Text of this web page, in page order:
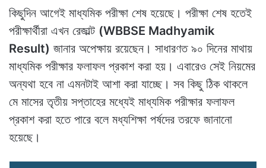
কিছুদিন আগেই মাধ্যমিক পরীক্ষা শেষ হয়েছে। পরীক্ষা শেষ হতেই
পরীক্ষার্থীরা এখন রেজাল্ট (WBBSE Madhyamik
Result) জানার অপেক্ষায় রয়েছেন। সাধারণত ৯০ দিনের মাথায়
মাধ্যমিক পরীক্ষার ফলাফল প্রকাশ করা হয়। এবারেও সেই নিয়মের
অন্যথা হবে না এমনটাই আশা করা যাচ্ছে। সব কিছু ঠিক থাকলে
মে মাসের তৃতীয় সপ্তাহের মধ্যেই মাধ্যমিক পরীক্ষার ফলাফল
প্রকাশ করা হতে পারে বলে মধ্যশিক্ষা পর্ষদের তরফে জানানো
হয়েছে।